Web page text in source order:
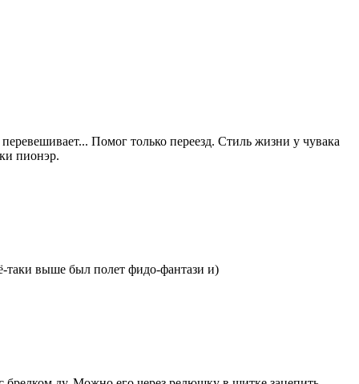
Помог только переезд. Стиль жизни у чувака
пионэр.
таки выше был полет фидо-фантази и)